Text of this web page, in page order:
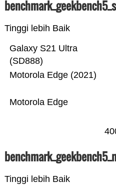
Tinggi lebih Baik
Motorola Edge
Motorola Edge (2021)
Galaxy S21 Ultra
(SD888)
Tinggi lebih Baik